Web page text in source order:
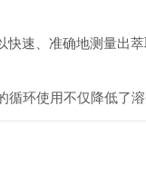
、准确地测量出萃
环使用不仅降低了溶